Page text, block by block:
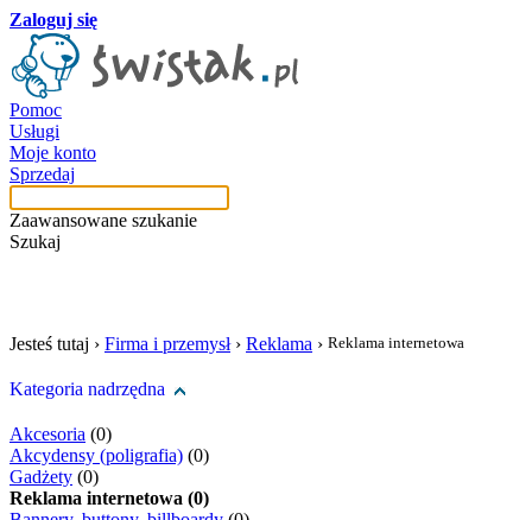
Zaloguj się
Pomoc
Usługi
Moje konto
Sprzedaj
Zaawansowane szukanie
Szukaj
Jesteś tutaj › Firma i przemysł› Reklama › Reklama internetowa
Kategoria nadrzędna
Akcesoria (0)
Akcydensy (poligrafia) (0)
Gadżety (0)
Reklama internetowa (0)